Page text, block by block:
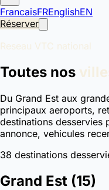
FrancaisFREnglishEN
Réserver
Reseau VTC national
Toutes nos
Du Grand Est aux
principaux aeroports,
destinations desservies
annonce, vehicules
38 destinations
Grand Est (15)